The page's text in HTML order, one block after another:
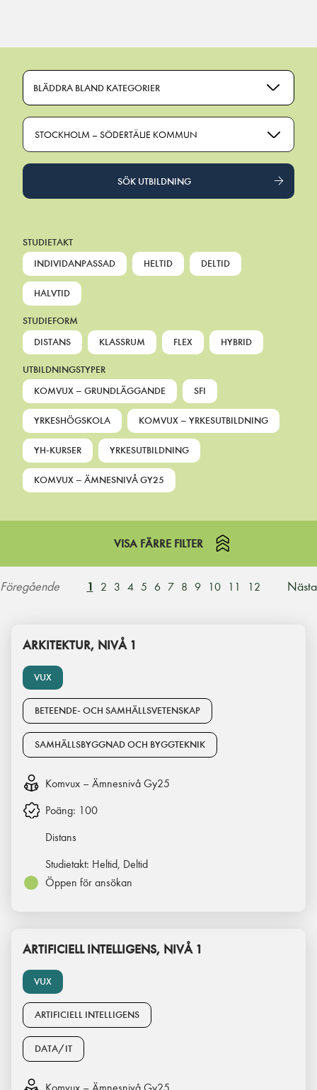
BLÄDDRA BLAND KATEGORIER
STOCKHOLM – SÖDERTÄLJE KOMMUN
SÖK UTBILDNING
STUDIETAKT
INDIVIDANPASSAD
HELTID DELTID
HALVTID
STUDIEFORM
DISTANS
KLASSRUM FLEX HYBRID
UTBILDNINGSTYPER
KOMVUX – GRUNDLÄGGANDE
SFI
YRKESHÖGSKOLA KOMVUX – YRKESUTBILDNING
YH-KURSER YRKESUTBILDNING
KOMVUX – ÄMNESNIVÅ GY25
VISA FÄRRE FILTER
Föregående 1 2 3 4 5 6 7 8 9 10 11 12 Nästa
VUX
ARKITEKTUR, NIVÅ 1
BETEENDE- OCH SAMHÄLLSVETENSKAP
SAMHÄLLSBYGGNAD OCH BYGGTEKNIK
Komvux – Ämnesnivå Gy25
Poäng: 100
Distans
Studietakt: Heltid, Deltid
Öppen för ansökan
VUX
ARTIFICIELL INTELLIGENS, NIVÅ 1
ARTIFICIELL INTELLIGENS
DATA/IT